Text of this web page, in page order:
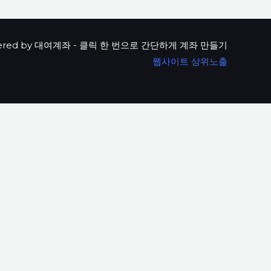
by 대여계좌 - 클릭 한 번으로 간단하게 계좌 만들기
웹사이트 상위노출